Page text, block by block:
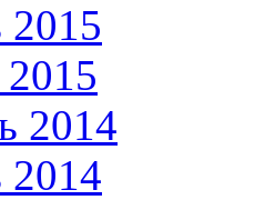
2015
2014
2014